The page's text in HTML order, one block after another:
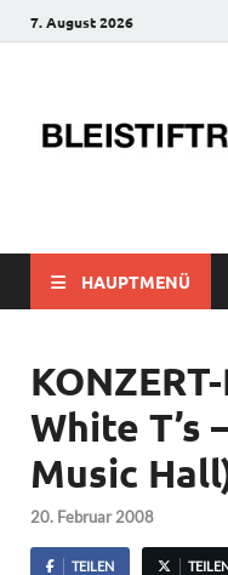
7. August 2026
HAUPTMENÜ
White T’s
Music
20. Februar 2008
TEILEN